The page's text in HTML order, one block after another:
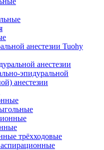
анестезии Tuohy
анестезии
эпидуральной
анестезии
трёхходовые